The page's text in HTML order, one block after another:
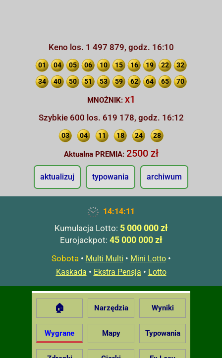
Keno los. 1 497 879, godz. 16:10
01 04 05 06 10 15 16 19 22 32
34 40 50 51 53 59 62 64 65 70
MNOŻNIK: x1
Szybkie 600 los. 619 178, godz. 16:12
03 04 11 18 24 28
Aktualna PREMIA: 2500 zł
aktualizuj typowania archiwum
14:14:12
Kumulacja Lotto: 5 000 000 zł
Eurojackpot: 45 000 000 zł
Sobota• Multi Multi • Mini Lotto•
Kaskada • Ekstra Pensja • Lotto
🏠 Narzędzia Wyniki
Wygrane Mapy Typowania